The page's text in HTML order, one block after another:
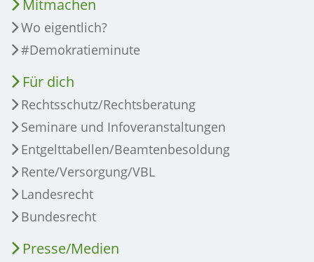
Mitmachen
Wo eigentlich?
#Demokratieminute
Für dich
Rechtsschutz/Rechtsberatung
Seminare und Infoveranstaltungen
Entgelttabellen/Beamtenbesoldung
Rente/Versorgung/VBL
Landesrecht
Bundesrecht
Presse/Medien